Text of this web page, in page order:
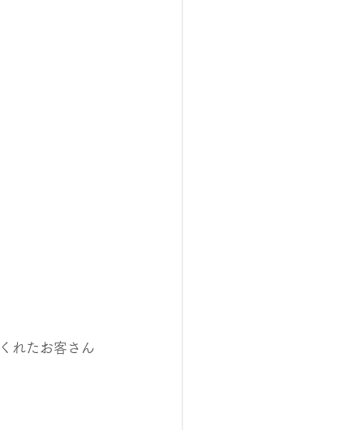
れたお客さん